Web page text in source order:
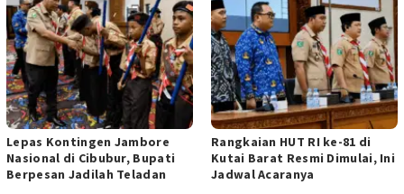
Lepas Kontingen Jambore
Nasional di Cibubur, Bupati
Berpesan Jadilah Teladan
Rangkaian HUT RI ke-81 di
Kutai Barat Resmi Dimulai, Ini
Jadwal Acaranya